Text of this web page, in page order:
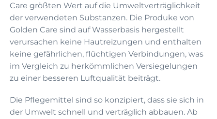
Care größten Wert auf die Umweltverträglichkeit
der verwendeten Substanzen. Die Produke von
Golden Care sind auf Wasserbasis hergestellt
verursachen keine Hautreizungen und enthalten
keine gefährlichen, flüchtigen Verbindungen, was
im Vergleich zu herkömmlichen Versiegelungen
zu einer besseren Luftqualität beiträgt.
Die Pflegemittel sind so konzipiert, dass sie sich in
der Umwelt schnell und verträglich abbauen. Ab